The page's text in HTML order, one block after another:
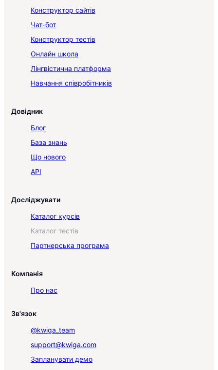
Конструктор сайтів
Чат-бот
Конструктор тестів
Онлайн школа
Лінгвістична платформа
Навчання співробітників
Довідник
Блог
База знань
Що нового
API
Досліджувати
Каталог курсів
Каталог тестів
Партнерська програма
Компанія
Про нас
Зв'язок
@kwiga_team
support@kwiga.com
Запланувати демо